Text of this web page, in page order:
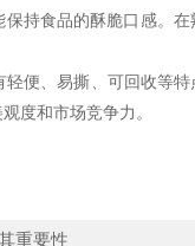
持食品的酥脆口感。
、易撕、可回收等特
度和市场竞争力。
重要性